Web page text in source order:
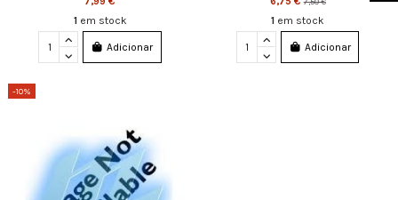
1 em stock
Adicionar
1 em stock
Adicionar
-10%